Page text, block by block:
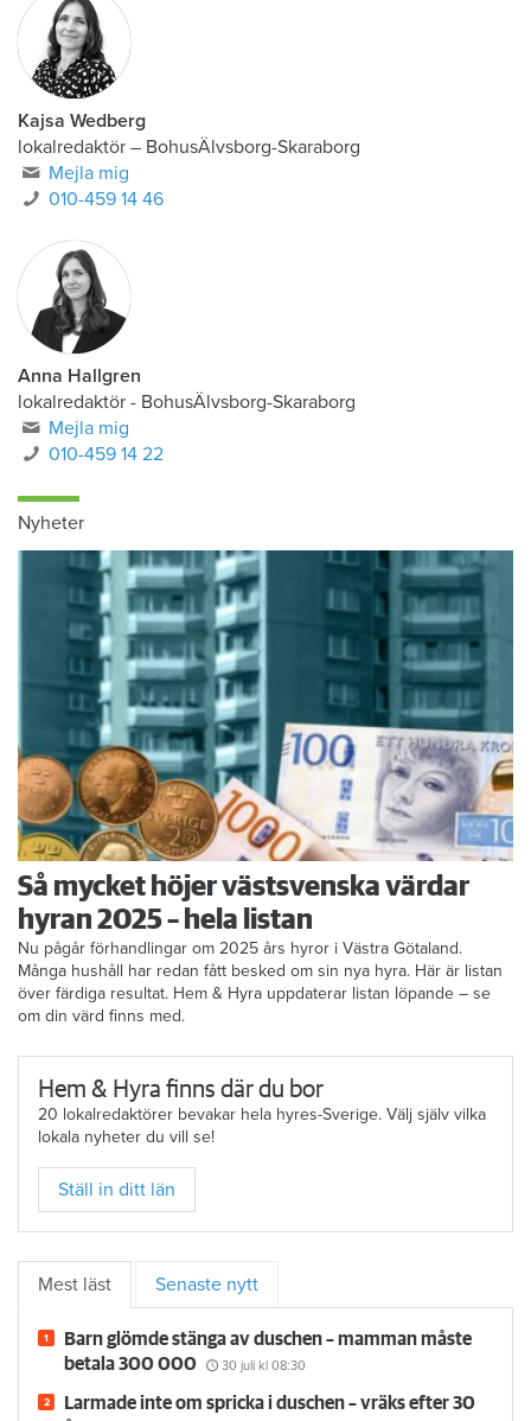
Kajsa Wedberg
lokalredaktör – BohusÄlvsborg-Skaraborg
Mejla mig
010-459 14 46
Anna Hallgren
lokalredaktör - BohusÄlvsborg-Skaraborg
Mejla mig
010-459 14 22
Nyheter
Så mycket höjer västsvenska värdar
hyran 2025 – hela listan
Nu pågår förhandlingar om 2025 års hyror i Västra Götaland.
Många hushåll har redan fått besked om sin nya hyra. Här är listan
över färdiga resultat. Hem & Hyra uppdaterar listan löpande – se
om din värd finns med.
Hem & Hyra finns där du bor
20 lokalredaktörer bevakar hela hyres-Sverige. Välj själv vilka
lokala nyheter du vill se!
Ställ in ditt län
Mest läst Senaste nytt
Barn glömde stänga av duschen – mamman måste
betala 300 000
30 juli kl 08:30
Larmade inte om spricka i duschen – vräks efter 30